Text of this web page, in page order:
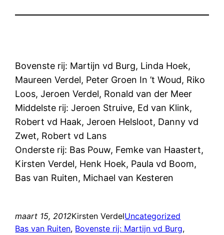
Bovenste rij: Martijn vd Burg, Linda Hoek,
Maureen Verdel, Peter Groen In ’t Woud, Riko
Loos, Jeroen Verdel, Ronald van der Meer
Middelste rij: Jeroen Struive, Ed van Klink,
Robert vd Haak, Jeroen Helsloot, Danny vd
Zwet, Robert vd Lans
Onderste rij: Bas Pouw, Femke van Haastert,
Kirsten Verdel, Henk Hoek, Paula vd Boom,
Bas van Ruiten, Michael van Kesteren
maart 15, 2012Kirsten VerdelUncategorized
Bas van Ruiten, Bovenste rij: Martijn vd Burg